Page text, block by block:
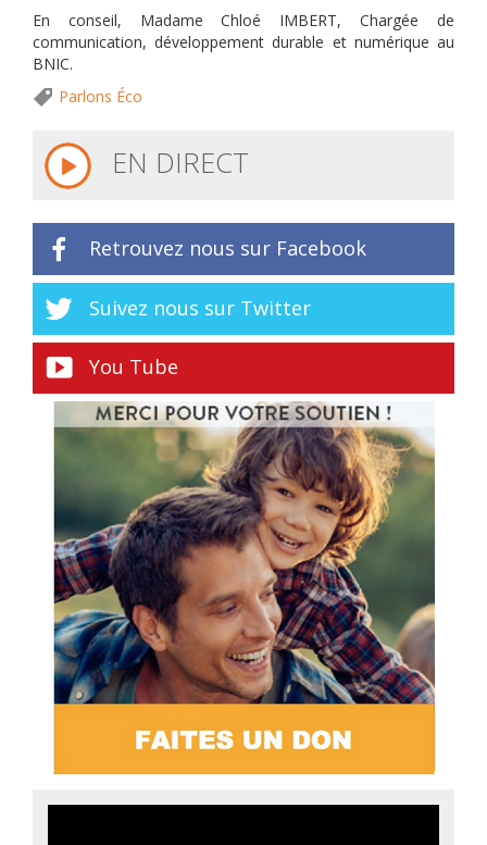
En conseil, Madame Chloé IMBERT, Chargée de
communication, développement durable et numérique au
BNIC.
Parlons Éco
EN DIRECT
Retrouvez nous sur Facebook
Suivez nous sur Twitter
You Tube